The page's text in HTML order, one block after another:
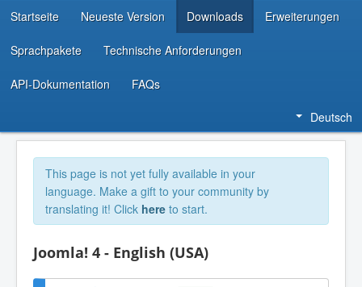
RESSOURCEN FÜR ENTWICKLER
Startseite Neueste Version Downloads Erweiterungen
Sprachpakete Technische Anforderungen
API-Dokumentation FAQs
Deutsch
This page is not yet fully available in your
language. Make a gift to your community by
translating it! Click here to start.
Joomla! 4 - English (USA)